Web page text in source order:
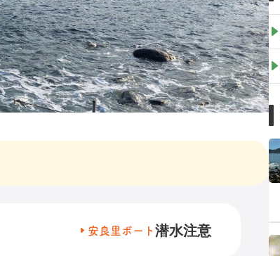
安良里ボート 潜水注意